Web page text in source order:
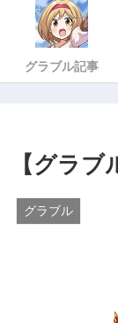
グラブル記事
【グラ
グラブル